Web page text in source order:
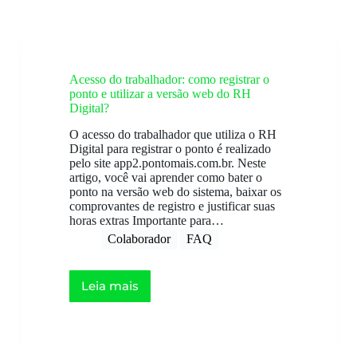
Acesso do trabalhador: como registrar o
ponto e utilizar a versão web do RH
Digital?
O acesso do trabalhador que utiliza o RH
Digital para registrar o ponto é realizado
pelo site app2.pontomais.com.br. Neste
artigo, você vai aprender como bater o
ponto na versão web do sistema, baixar os
comprovantes de registro e justificar suas
horas extras Importante para…
Colaborador
FAQ
Leia mais